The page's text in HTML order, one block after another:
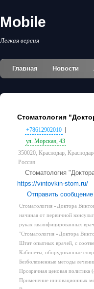
Mobile
Легкая версия
Главная Новости
Стоматология
+78612902010 |
ул. Морская, 43
350020, Краснодар,
Россия
Стоматология
https://vintovkin-stom.ru/
Отправить сообщение
Стоматология «Доктора
начиная от первичной
руках квалифицированных
"Стоматология «Доктора
Штат опытных врачей, с
Кабинеты, оборудованные
Безболезненные методы
Прозрачная ценовая политика
Применение инновационных